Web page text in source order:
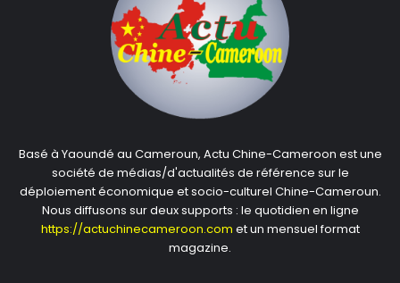
Basé à Yaoundé au Cameroun, Actu Chine-Cameroon est une
société de médias/d'actualités de référence sur le
déploiement économique et socio-culturel Chine-Cameroun.
Nous diffusons sur deux supports : le quotidien en ligne
https://actuchinecameroon.com et un mensuel format
magazine.